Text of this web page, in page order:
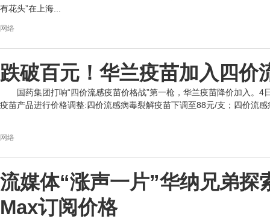
有花头”在上海...
网络
跌破百元！华兰疫苗加入四价
国药集团打响“四价流感疫苗价格战”第一枪，华兰疫苗降价加入。
疫苗产品进行价格调整:四价流感病毒裂解疫苗下调至88元/支；四价流
网络
流媒体“涨声一片”华纳兄弟探
Max订阅价格